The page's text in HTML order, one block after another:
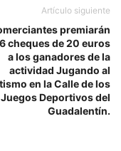
Artículo siguiente
premiarán
cheques de 20 euros
a los ganadores de la
actividad Jugando al
en la Calle de los
Juegos Deportivos del
Guadalentín.